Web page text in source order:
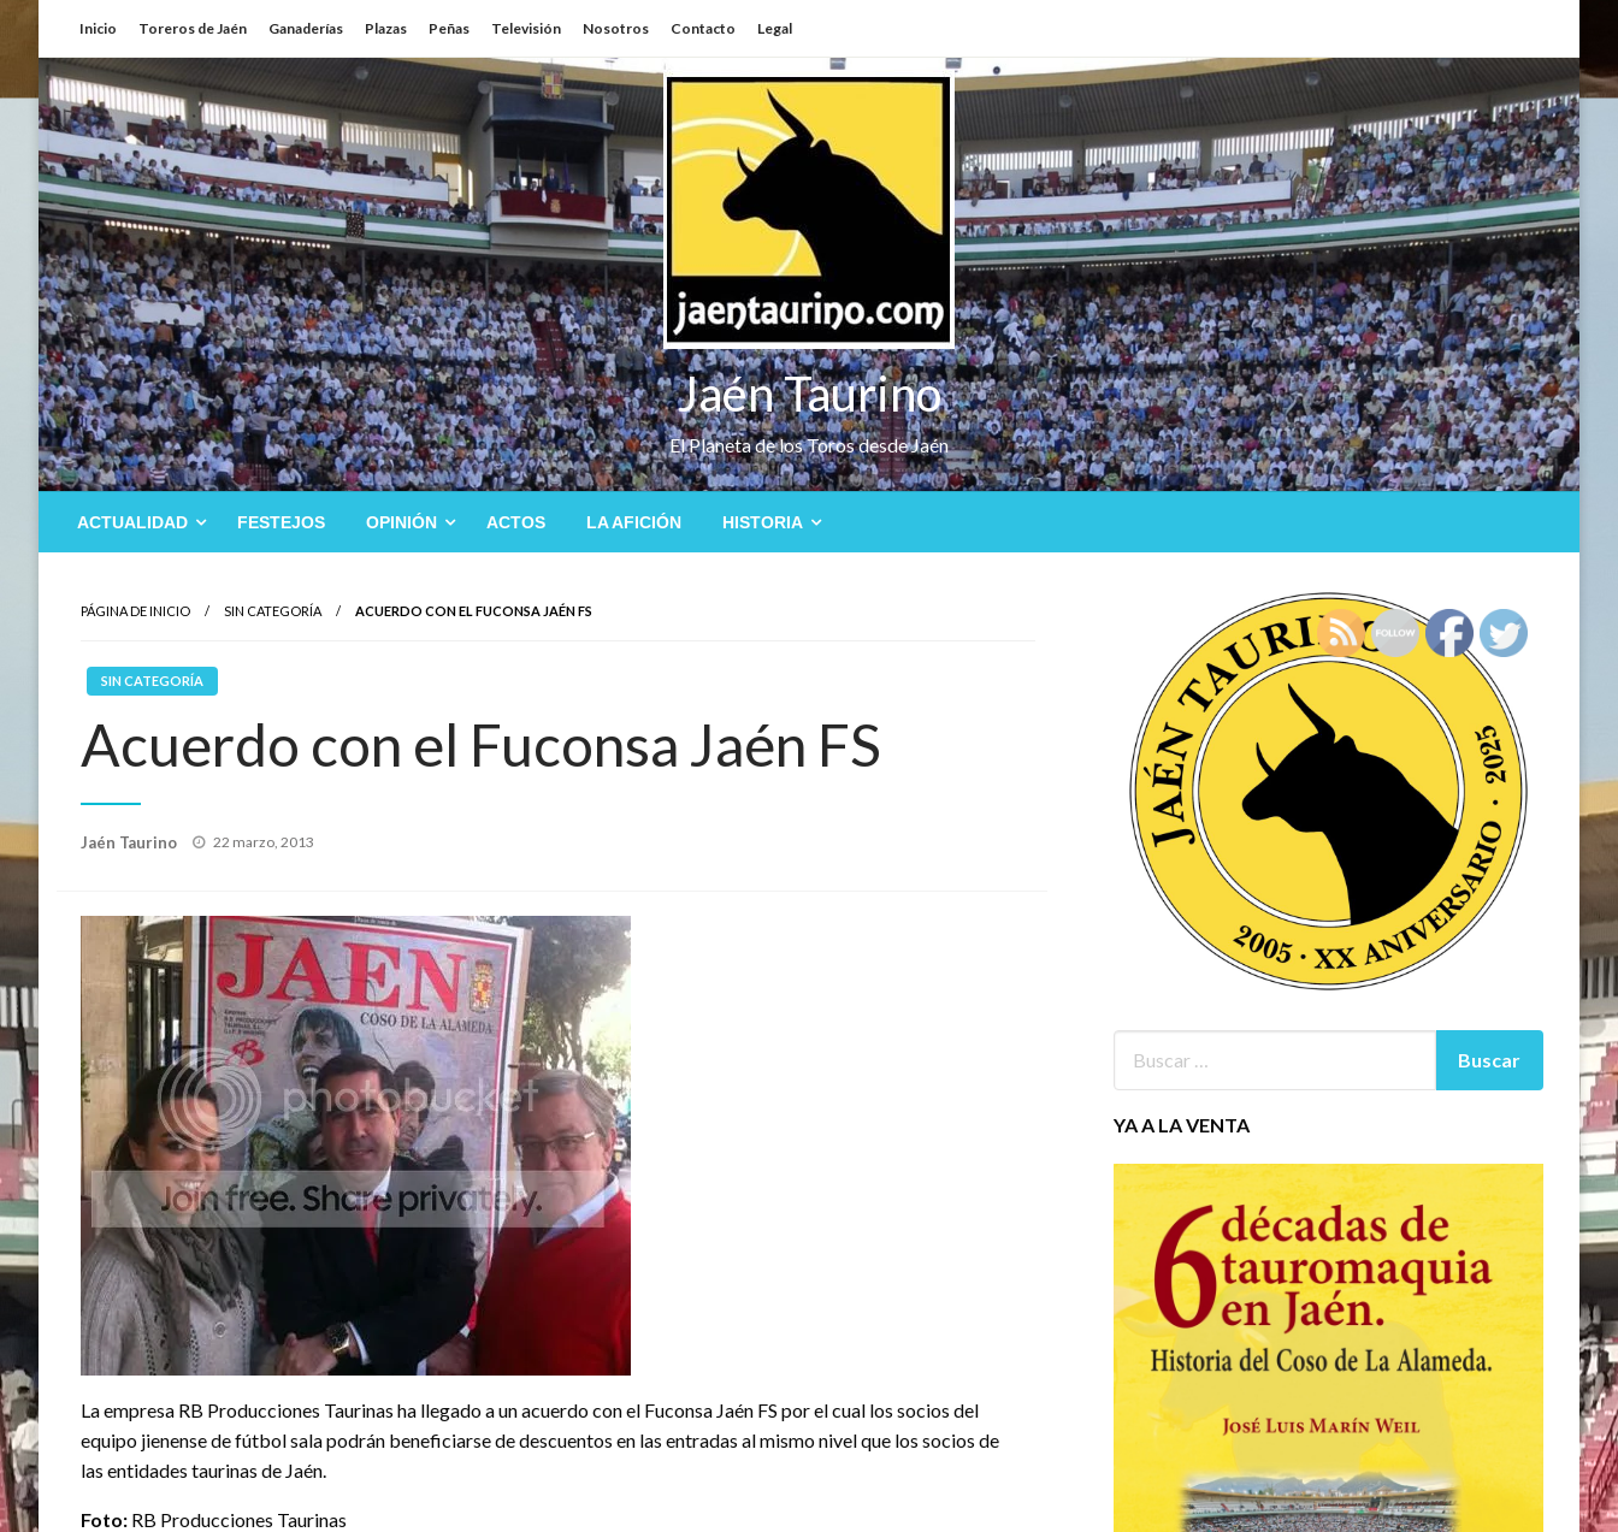
contenido
Inicio Toreros de Jaén Ganaderías Plazas Peñas Televisión Nosotros Contacto Legal
Jaén Taurino
El Planeta de los Toros desde Jaén
ACTUALIDAD FESTEJOS OPINIÓN ACTOS LA AFICIÓN HISTORIA
PÁGINA DE INICIO SIN CATEGORÍA ACUERDO CON EL FUCONSA JAÉN FS
SIN CATEGORÍA
Acuerdo con el Fuconsa Jaén FS
Jaén Taurino
Publicado
22 marzo, 2013
La empresa RB Producciones Taurinas ha llegado a un acuerdo con el Fuconsa Jaén FS por el cual los socios del
equipo jienense de fútbol sala podrán beneficiarse de descuentos en las entradas al mismo nivel que los socios de
las entidades taurinas de Jaén.
Foto: RB Producciones Taurinas
YA A LA VENTA